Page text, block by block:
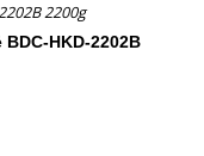
2200g
BDC-HKD-2202B